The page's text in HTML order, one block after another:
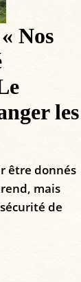
Nos
les
être donnés
mais
de